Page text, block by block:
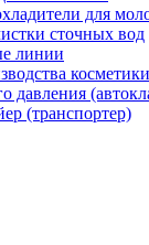
для
сточных вод
линии
косметики
давления
(транспортер)